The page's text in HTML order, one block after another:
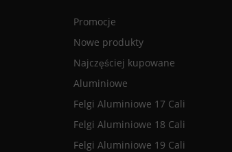
Promocje
Nowe produkty
Najczęściej kupowane
Aluminiowe
Felgi Aluminiowe 17 Cali
Felgi Aluminiowe 18 Cali
Felgi Aluminiowe 19 Cali